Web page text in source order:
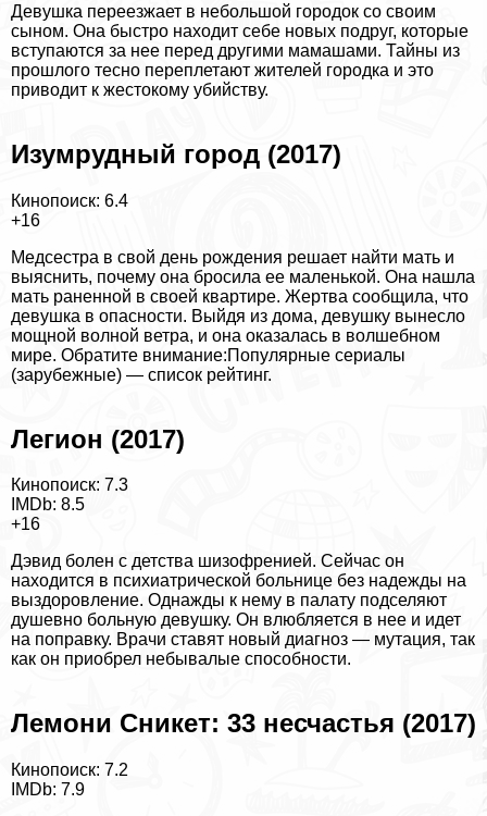
Дeвyшка переезжает в небольшой городок со своим
сыном. Она быстро находит себе новых подруг, которые
вступаются за нее перед другими мамашами. Тайны из
прошлого тесно переплетают жителей городка и это
приводит к жестокому убийству.
Изумрудный город (2017)
Кинопоиск: 6.4
+16
Медсестра в свой день рождения решает найти мать и
выяснить, почему она бросила ее маленькой. Она нашла
мать раненной в своей квартире. Жертва сообщила, что
дeвyшка в опасности. Выйдя из дома, дeвyшку вынесло
мощной волной ветра, и она оказалась в волшебном
мире. Обратите внимание:Популярные сериалы
(зарубежные) — список рейтинг.
Легион (2017)
Кинопоиск: 7.3
IMDb: 8.5
+16
Дэвид болен с детства шизофренией. Сейчас он
находится в психиатрической больнице без надежды на
выздоровление. Однажды к нему в палату подселяют
душевно больную дeвyшку. Он влюбляется в нее и идет
на поправку. Врачи ставят новый диагноз — мутация, так
как он приобрел небывалые способности.
Лемони Сникет: 33 несчастья (2017)
Кинопоиск: 7.2
IMDb: 7.9